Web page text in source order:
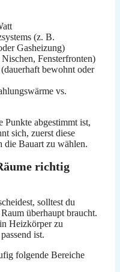
(z. B.
Gasheizung)
Fensterfronten)
bewohnt oder
vs.
Punkte abgestimmt ist,
sich, zuerst diese
die Bauart zu wählen.
richtig
solltest du
überhaupt braucht.
Heizkörper zu
ist.
folgende Bereiche